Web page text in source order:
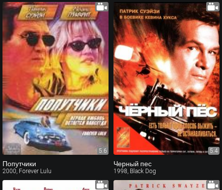
5.6
Попутчики
2000, Forever Lulu
5.4
Черный пес
1998, Black Dog